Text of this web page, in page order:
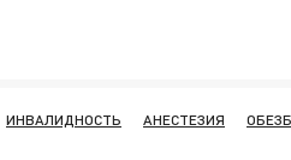
ИНВАЛИДНОСТЬ АНЕСТЕЗИЯ